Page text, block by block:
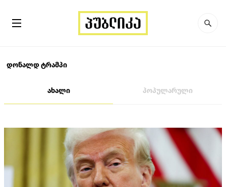
დონალდ ტრამპი
ახალი პოპულარული